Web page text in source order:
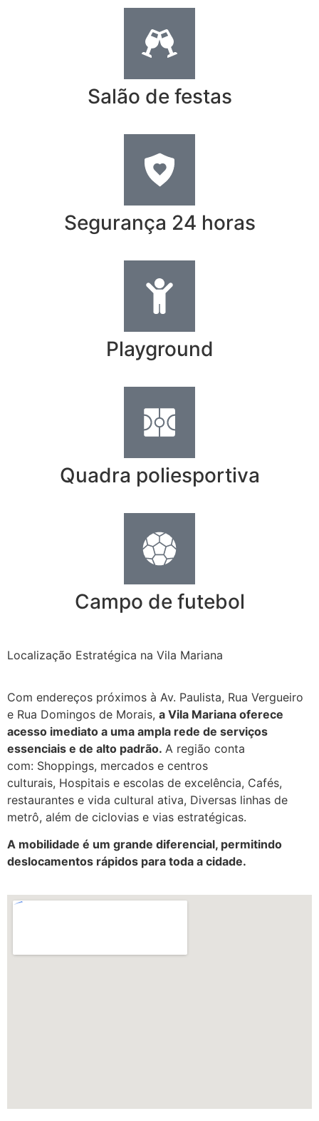
Salão de festas
Segurança 24 horas
Playground
Quadra poliesportiva
Campo de futebol
Localização Estratégica na Vila Mariana
Com endereços próximos à Av. Paulista, Rua Vergueiro
e Rua Domingos de Morais, a Vila Mariana oferece
acesso imediato a uma ampla rede de serviços
essenciais e de alto padrão. A região conta
com: Shoppings, mercados e centros
culturais, Hospitais e escolas de excelência, Cafés,
restaurantes e vida cultural ativa, Diversas linhas de
metrô, além de ciclovias e vias estratégicas.
A mobilidade é um grande diferencial, permitindo
deslocamentos rápidos para toda a cidade.